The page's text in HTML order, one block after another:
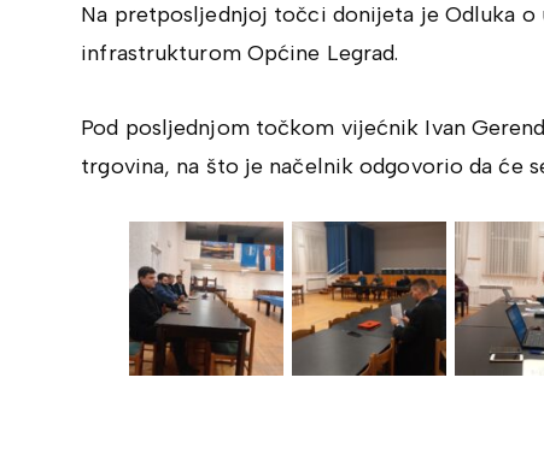
Na pretposljednjoj točci donijeta je Odluka o
infrastrukturom Općine Legrad.
Pod posljednjom točkom vijećnik Ivan
trgovina, na što je načelnik odgovorio da će